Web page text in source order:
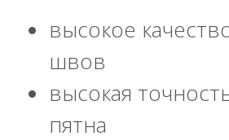
высокое
швов
высокая
пятна